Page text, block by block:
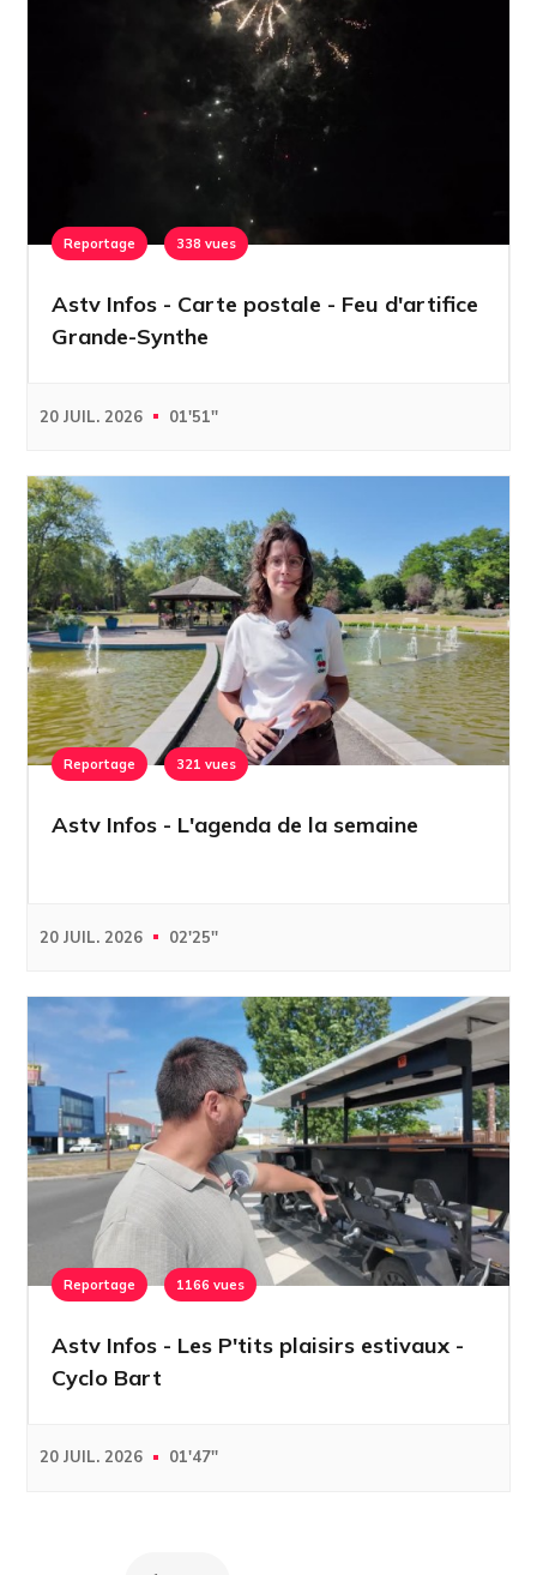
Reportage 338 vues
Astv Infos - Carte postale - Feu d'artifice
Grande-Synthe
20 JUIL. 2026 01'51''
Reportage 321 vues
Astv Infos - L'agenda de la semaine
20 JUIL. 2026 02'25''
Reportage 1166 vues
Astv Infos - Les P'tits plaisirs estivaux -
Cyclo Bart
20 JUIL. 2026 01'47''